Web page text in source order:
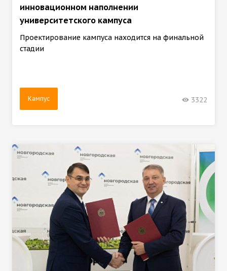
инновационном наполнении
университетского кампуса
Проектирование кампуса находится на финальной
стадии
Кампус 3322